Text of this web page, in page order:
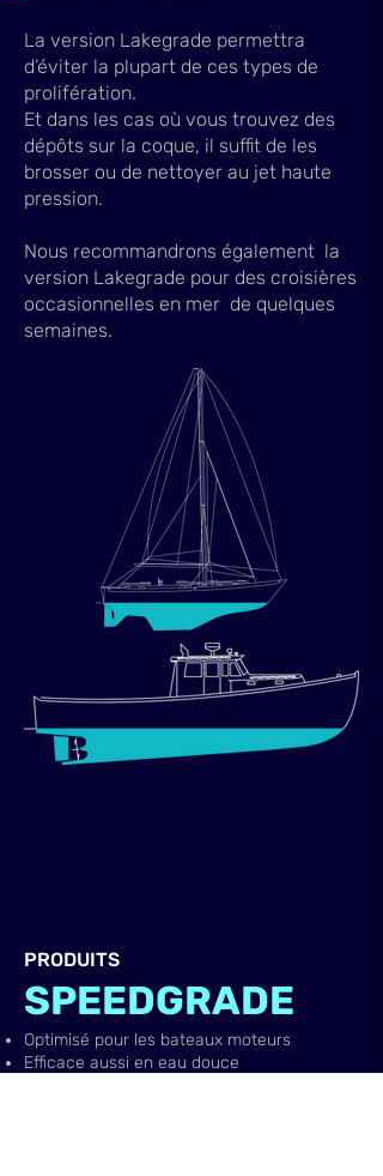
La version Lakegrade permettra
d’éviter la plupart de ces types de
prolifération.
Et dans les cas où vous trouvez des
dépôts sur la coque, il suffit de les
brosser ou de nettoyer au jet haute
pression.
Nous recommandrons également la
version Lakegrade pour des croisières
occasionnelles en mer de quelques
semaines.
PRODUITS
​SPEEDGRADE
Optimisé pour les bateaux moteurs
Efficace aussi en eau douce